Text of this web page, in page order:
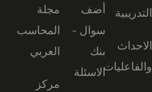
التدريبية
الاحداث
والفاعليات
أضف
سوال -
بنك
الاسئلة
مجلة
المحاسب
العربي
مركز